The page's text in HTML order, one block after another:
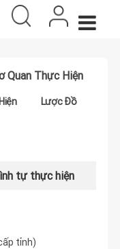
Quan Thực Hiện
Lược Đồ
tự thực hiện
tỉnh)